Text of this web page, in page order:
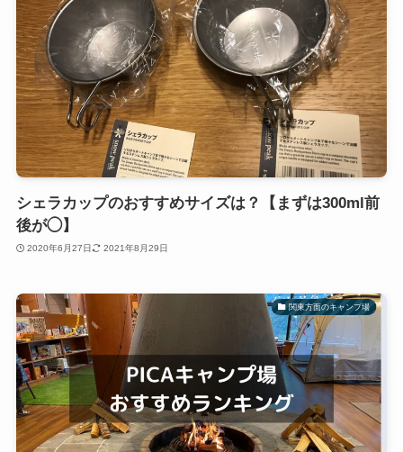
シェラカップのおすすめサイズは？【まずは300ml前
後が◯】
2020年6月27日 2021年8月29日
関東方面のキャンプ場